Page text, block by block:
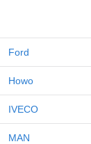
Ford
Howo
IVECO
MAN